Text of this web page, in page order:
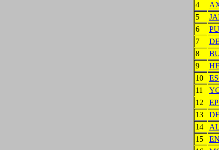
4
5
6
7
8
9
10
11
12
13
14
15